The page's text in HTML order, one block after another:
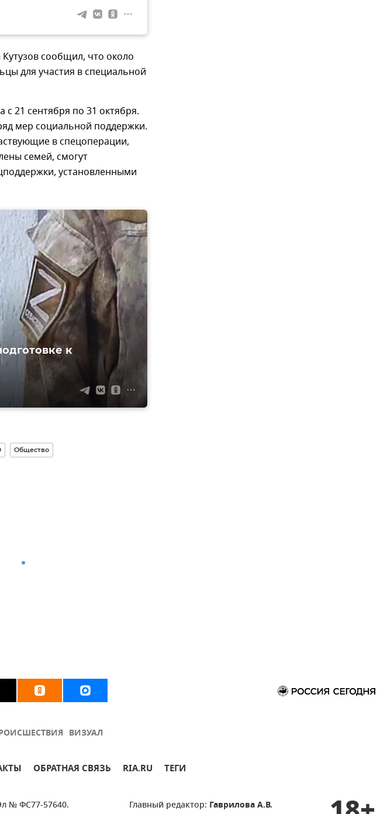
сообщил, что около
для участия в специальной
21 сентября по 31 октября.
мер социальной поддержки.
в спецоперации,
семей, смогут
установленными
к
Общество
ВИЗУАЛ
ОБРАТНАЯ СВЯЗЬ RIA.RU ТЕГИ
№ ФС77-57640.
Главный редактор: Гаврилова А.В.